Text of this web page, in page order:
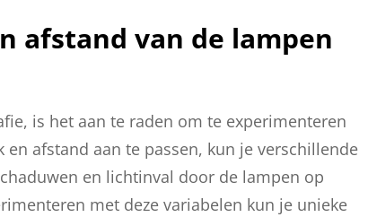
afstand van de lampen
is het aan te raden om te experimenteren
afstand aan te passen, kun je verschillende
en lichtinval door de lampen op
met deze variabelen kun je unieke